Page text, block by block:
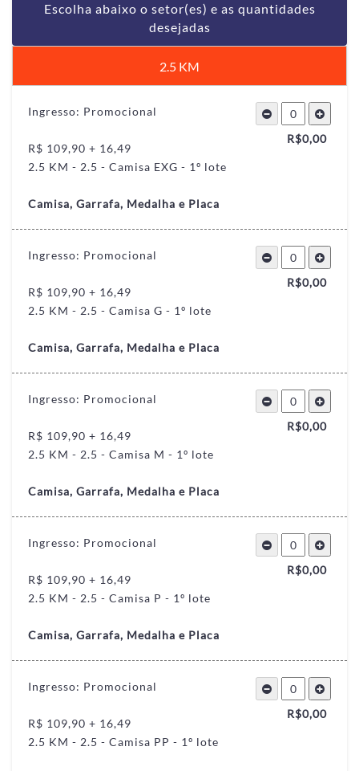
Escolha abaixo o setor(es) e as quantidades
desejadas
2.5 KM
R$0,00
Ingresso: Promocional
R$ 109,90 + 16,49
2.5 KM - 2.5 - Camisa EXG - 1º lote
Camisa, Garrafa, Medalha e Placa
R$0,00
Ingresso: Promocional
R$ 109,90 + 16,49
2.5 KM - 2.5 - Camisa G - 1º lote
Camisa, Garrafa, Medalha e Placa
R$0,00
Ingresso: Promocional
R$ 109,90 + 16,49
2.5 KM - 2.5 - Camisa M - 1º lote
Camisa, Garrafa, Medalha e Placa
R$0,00
Ingresso: Promocional
R$ 109,90 + 16,49
2.5 KM - 2.5 - Camisa P - 1º lote
Camisa, Garrafa, Medalha e Placa
R$0,00
Ingresso: Promocional
R$ 109,90 + 16,49
2.5 KM - 2.5 - Camisa PP - 1º lote